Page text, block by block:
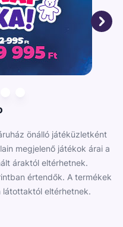
időt töltsön
a kirakós játékok
is.
önálló játéküzletként
megjelenő játékok árai a
áraktól eltérhetnek.
értendők. A termékek
látottaktól eltérhetnek.